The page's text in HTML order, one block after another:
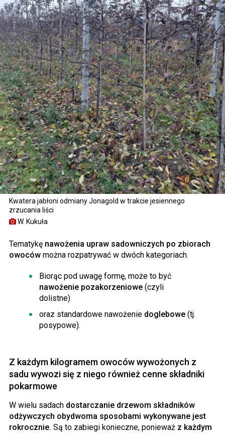
Kwatera jabłoni odmiany Jonagold w trakcie jesiennego
zrzucania liści
W. Kukuła
Tematykę nawożenia upraw sadowniczych po zbiorach
owoców można rozpatrywać w dwóch kategoriach.
Biorąc pod uwagę formę, może to być
nawożenie pozakorzeniowe (czyli
dolistne)
oraz standardowe nawożenie doglebowe (tj.
posypowe).
Z każdym kilogramem owoców wywożonych z
sadu wywozi się z niego również cenne składniki
pokarmowe
W wielu sadach dostarczanie drzewom składników
odżywczych obydwoma sposobami wykonywane jest
rokrocznie. Są to zabiegi konieczne, ponieważ z każdym